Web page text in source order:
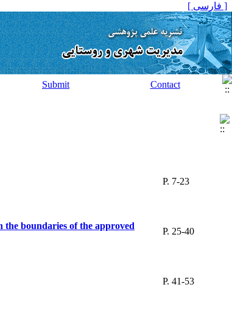
[ فارسی ]
Submit Contact
P. 7-23
boundaries of the approved
P. 25-40
P. 41-53